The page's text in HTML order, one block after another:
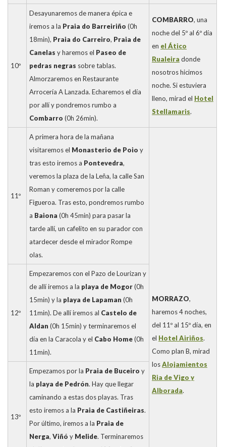
10º
Desayunaremos de manera épica e
iremos a la Praia do Barreiriño (0h
18min), Praia do Carreiro, Praia de
Canelas y haremos el Paseo de
pedras negras sobre tablas.
Almorzaremos en Restaurante
Arrocería A Lanzada. Echaremos el día
por allí y pondremos rumbo a
Combarro (0h 26min).
COMBARRO, una
noche del 5º al 6º día
en el Ático
Rualeira donde
nosotros hicimos
noche. Si estuviera
lleno, mirad el Hotel
Stellamaris.
11º
A primera hora de la mañana
visitaremos el Monasterio de Poio y
tras esto iremos a Pontevedra,
veremos la plaza de la Leña, la calle San
Roman y comeremos por la calle
Figueroa. Tras esto, pondremos rumbo
a Baiona (0h 45min) para pasar la
tarde allí, un cafelito en su parador con
atardecer desde el mirador Rompe
olas.
MORRAZO,
haremos 4 noches,
del 11º al 15º día, en
el Hotel Airiños.
Como plan B, mirad
losAlojamientos
Ria de Vigo y
Alborada.
12º
Empezaremos con el Pazo de Lourizan y
de allí iremos a la playa de Mogor(0h
15min) y la playa de Lapaman (0h
11min). De allí iremos al Castelo de
Aldan (0h 15min) y terminaremos el
día en la Caracola y el Cabo Home(0h
11min).
13º
Empezamos por la Praia de Buceiro y
la playa de Pedrón. Hay que llegar
caminando a estas dos playas. Tras
esto iremos a la Praia de Castiñeiras.
Por último, iremos a la Praia de
Nerga, Viñó y Melide. Terminaremos